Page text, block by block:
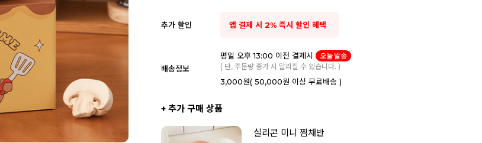
추가 할인 앱 결제 시 2% 즉시 할인 혜택
배송정보
평일 오후 13:00 이전 결제시
오늘 발송
( 단, 주문량 증가 시 달라질 수 있습니다. )
3,000원( 50,000원 이상 무료배송 )
+ 추가 구매 상품
실리콘 미니 찜채반